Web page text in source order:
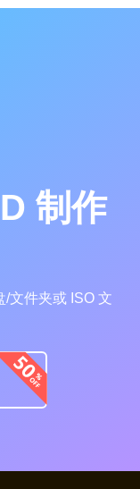
制作
文件夹或 ISO 文